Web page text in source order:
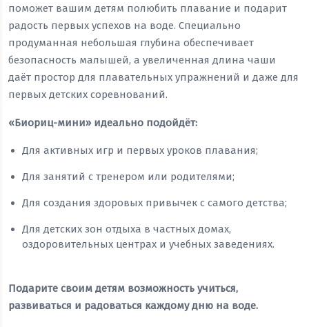
поможет вашим детям полюбить плавание и подарит
радость первых успехов на воде. Специально
продуманная небольшая глубина обеспечивает
безопасность малышей, а увеличенная длина чаши
даёт простор для плавательных упражнений и даже для
первых детских соревнований.
«Биориц-мини» идеально подойдёт:
Для активных игр и первых уроков плавания;
Для занятий с тренером или родителями;
Для создания здоровых привычек с самого детства;
Для детских зон отдыха в частных домах,
оздоровительных центрах и учебных заведениях.
Подарите своим детям возможность учиться,
развиваться и радоваться каждому дню на воде.